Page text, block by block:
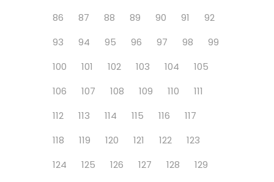
86
87 88 89 90 91
92
93
94 95 96 97 98
99
100
101 102 103 104
105
106
107 108 109 110
111
112
113 114 115 116
117
118
119 120 121 122
123
124
125 126 127 128
129